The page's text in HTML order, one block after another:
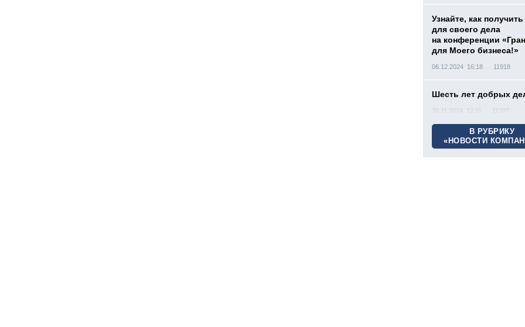
Узнайте, как получить
для своего дела
на конференции
для Моего бизнеса!»
06.12.2024 16:18 11918
Шесть лет добрых
30.11.2024 12:11 11707
В РУБРИКУ
«НОВОСТИ